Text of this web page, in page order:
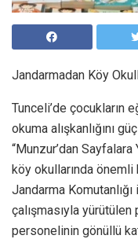
Jandarmadan Köy
Tunceli’de çocukların
okuma alışkanlığını
“Munzur’dan
köy okullarında
Jandarma
çalışmasıyla yürütülen
personelinin gönüllü